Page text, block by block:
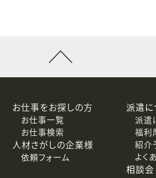
先に、個人情報を委託する場合があ
開示、訂正、追加または削除、利
お仕事をお探しの方
お仕事一覧
お仕事検索
人材さがしの企業様
依頼フォーム
派遣に
派遣
福利
紹介
よく
相談会